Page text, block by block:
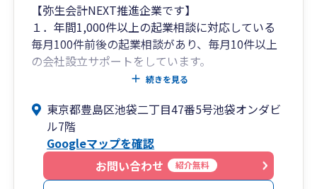
【弥生会計NEXT推進企業です】
１．年間1,000件以上の起業相談に対応している
毎月100件前後の起業相談があり、毎月10件以上
の会社設立サポートをしています。
い」ということや「会社設立の手続きをサポート
してほしい」などオーソドックスな相談から「1
日で会社設立したい」「副業で法人化したい」
「とにかく社長になりたい。しかし事業内容は決
まってない」など相談の内容は様々です。
続きを見る
東京都豊島区池袋二丁目47番5号池袋オンダビ
ル7階
Googleマップを確認
お問い合わせ
紹介無料